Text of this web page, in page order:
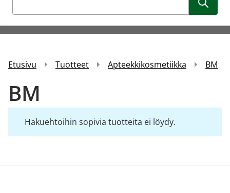
Etusivu Tuotteet Apteekkikosmetiikka BM
BM
Hakuehtoihin sopivia tuotteita ei löydy.